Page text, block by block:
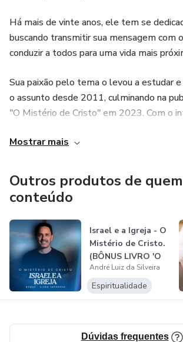
Há mais de vinte anos, ele tem se
buscando transmitir sua mensagem com
conduzir a todos para uma vida mais
Sua paixão pelo tema o levou a estudar
o assunto desde 2011, culminando na
"O Mistério de Cristo" em 2023. Com o
André decidiu criar um produto digital que
Com sua expertise e comprometimento,
Silveira oferece um conteúdo de
alunos em uma jornada de aprendizado e
ajudando-os a aprofundar sua
e mais profundo mistério das Sagradas
Mostrar mais
Outros produtos de
conteúdo
Israel e a Igreja - O
Mistério de Cristo.
(BÔNUS LIVRO 'O
MI...
André Luiz da Silveira
Espiritualidade
Dúvidas frequentes